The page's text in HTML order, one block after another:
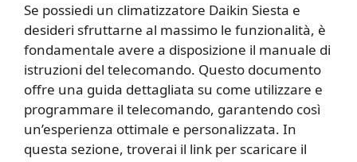
Se possiedi un climatizzatore Daikin Siesta e
desideri sfruttarne al massimo le funzionalità, è
fondamentale avere a disposizione il manuale di
istruzioni del telecomando. Questo documento
offre una guida dettagliata su come utilizzare e
programmare il telecomando, garantendo così
un’esperienza ottimale e personalizzata. In
questa sezione, troverai il link per scaricare il